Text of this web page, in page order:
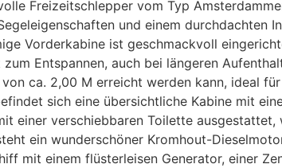
Freizeitschlepper vom Typ
und einem durchdachten
Vorderkabine ist geschmackvoll
Entspannen, auch bei längeren
ca. 2,00 M erreicht werden kann, ideal
sich eine übersichtliche Kabine mit
einer verschiebbaren Toilette
ein wunderschöner Kromhout-
mit einem flüsterleisen Generator, einer